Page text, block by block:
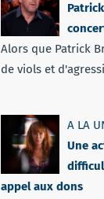
Alors que Patrick
de viols et
A LA
Une
appel aux dons